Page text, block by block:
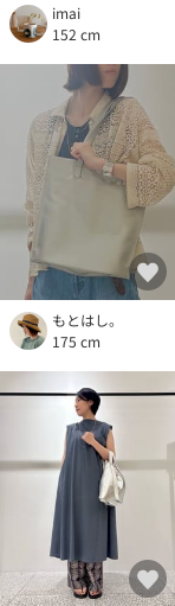
imai
152 cm
もとはし。
175 cm